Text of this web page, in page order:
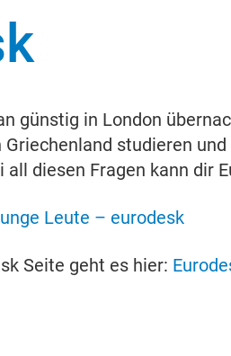
günstig in London
studieren
all diesen Fragen kann dir
Leute – eurodesk
Seite geht es hier: